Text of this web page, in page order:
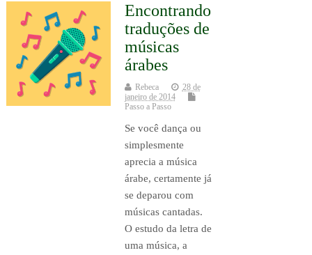
Encontrando
traduções de
músicas
árabes
Rebeca
28 de
janeiro de 2014
Passo a Passo
Se você dança ou
simplesmente
aprecia a música
árabe, certamente já
se deparou com
músicas cantadas.
O estudo da letra de
uma música, a